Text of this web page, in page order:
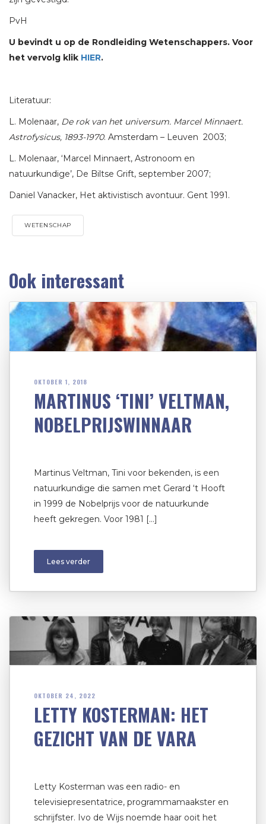
PvH
U bevindt u op de Rondleiding Wetenschappers. Voor
het vervolg klik HIER.
Literatuur:
L. Molenaar, De rok van het universum. Marcel Minnaert.
Astrofysicus, 1893-1970. Amsterdam – Leuven 2003;
L. Molenaar, ‘Marcel Minnaert, Astronoom en
natuurkundige’, De Biltse Grift, september 2007;
Daniel Vanacker, Het aktivistisch avontuur. Gent 1991.
WETENSCHAP
Ook interessant
OKTOBER 1, 2018
MARTINUS ‘TINI’ VELTMAN,
NOBELPRIJSWINNAAR
Martinus Veltman, Tini voor bekenden, is een
natuurkundige die samen met Gerard ‘t Hooft
in 1999 de Nobelprijs voor de natuurkunde
heeft gekregen. Voor 1981 […]
Lees verder
OKTOBER 24, 2022
LETTY KOSTERMAN: HET
GEZICHT VAN DE VARA
Letty Kosterman was een radio- en
televisiepresentatrice, programmamaakster en
schrijfster. Ivo de Wijs noemde haar ooit het